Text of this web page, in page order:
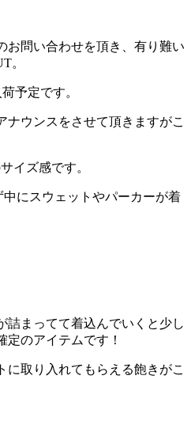
お問い合わせを頂き、有り難い
。
予定です。
ナウンスをさせて頂きますがこ
イズ感です。
中にスウェットやパーカーが着
詰まってて着込んでいくと少し
のアイテムです！
に取り入れてもらえる飽きがこ